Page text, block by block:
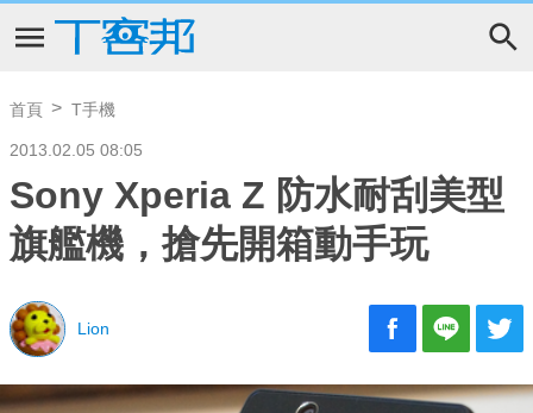
首頁 T手機
2013.02.05 08:05
Sony Xperia Z 防水耐刮美型
旗艦機，搶先開箱動手玩
Lion